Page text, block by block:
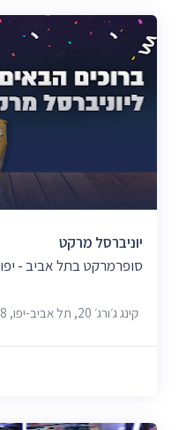
יוניברסל מרקט
סופרמרקט בתל אביב - יפו
קינג ג׳ורג׳ 20, תל אביב-יפו, 6326628